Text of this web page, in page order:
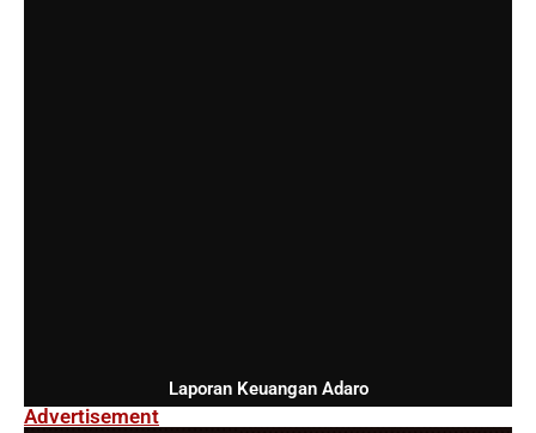
Laporan Keuangan Adaro
Advertisement